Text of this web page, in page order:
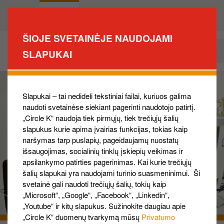
ŠIOJE SVETAINĖJE NAUDOJAMI
SLAPUKAI
Slapukai – tai nedideli tekstiniai failai, kuriuos galima
naudoti svetainėse siekiant pagerinti naudotojo patirtį.
„Circle K“ naudoja tiek pirmųjų, tiek trečiųjų šalių
slapukus kurie apima įvairias funkcijas, tokias kaip
naršymas tarp puslapių, pageidaujamų nuostatų
išsaugojimas, socialinių tinklų įskiepių veikimas ir
apsilankymo patirties pagerinimas. Kai kurie trečiųjų
šalių slapukai yra naudojami turinio suasmeninimui. Ši
svetainė gali naudoti trečiųjų šalių, tokių kaip
„Microsoft“, „Google“, „Facebook“, „Linkedin“,
„Youtube“ ir kitų slapukus. Sužinokite daugiau apie
„Circle K“ duomenų tvarkymą mūsų Privatumo
Pereiti
Main